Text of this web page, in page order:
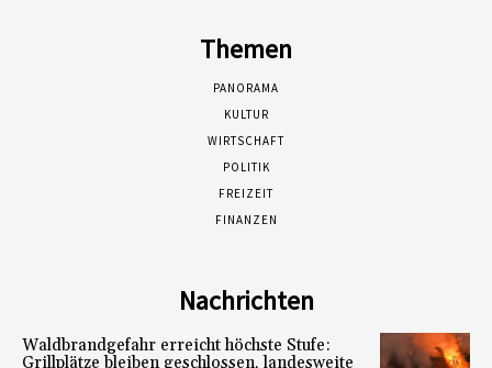
Themen
PANORAMA
KULTUR
WIRTSCHAFT
POLITIK
FREIZEIT
FINANZEN
Nachrichten
Waldbrandgefahr erreicht höchste Stufe:
Grillplätze bleiben geschlossen, landesweite